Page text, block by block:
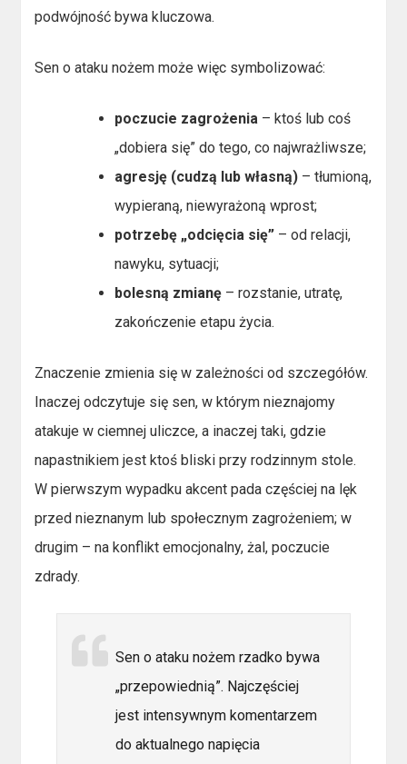
podwójność bywa kluczowa.
Sen o ataku nożem może więc symbolizować:
poczucie zagrożenia – ktoś lub coś
„dobiera się” do tego, co najwrażliwsze;
agresję (cudzą lub własną) – tłumioną,
wypieraną, niewyrażoną wprost;
potrzebę „odcięcia się” – od relacji,
nawyku, sytuacji;
bolesną zmianę – rozstanie, utratę,
zakończenie etapu życia.
Znaczenie zmienia się w zależności od szczegółów.
Inaczej odczytuje się sen, w którym nieznajomy
atakuje w ciemnej uliczce, a inaczej taki, gdzie
napastnikiem jest ktoś bliski przy rodzinnym stole.
W pierwszym wypadku akcent pada częściej na lęk
przed nieznanym lub społecznym zagrożeniem; w
drugim – na konflikt emocjonalny, żal, poczucie
zdrady.
Sen o ataku nożem rzadko bywa
„przepowiednią”. Najczęściej
jest intensywnym komentarzem
do aktualnego napięcia